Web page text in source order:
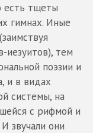
есть тщеты
гимнах. Иные
иезуитов), тем
поэзии и
и в видах
системы, на
с рифмой и
звучали они